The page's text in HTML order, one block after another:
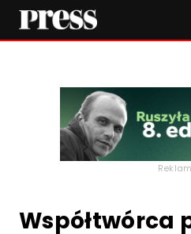
Współtwórca